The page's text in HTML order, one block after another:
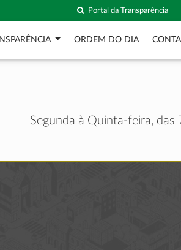
Portal da Transparência
ORDEM DO DIA
Segunda à Quinta-feira,